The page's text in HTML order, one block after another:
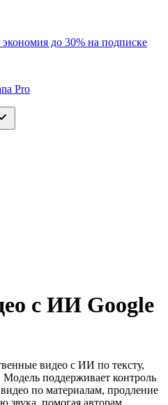
до 30% на подписке
Pro
с ИИ Google
видео с ИИ по тексту,
поддерживает контроль
по материалам, продление
звука, помогая авторам